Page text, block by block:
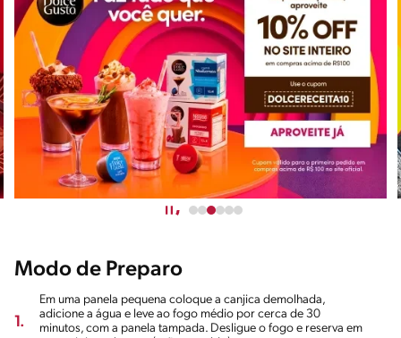
Modo de Preparo
1.
Em uma panela pequena coloque a canjica demolhada,
adicione a água e leve ao fogo médio por cerca de 30
minutos, com a panela tampada. Desligue o fogo e reserva em